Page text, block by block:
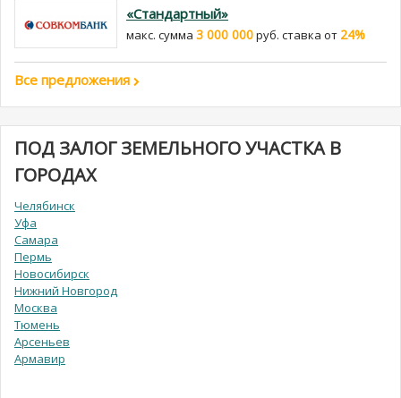
«Стандартный»
макс. сумма 3 000 000руб. cтавка от 24%
Все предложения
ПОД ЗАЛОГ ЗЕМЕЛЬНОГО УЧАСТКА В
ГОРОДАХ
Челябинск
Уфа
Самара
Пермь
Новосибирск
Нижний Новгород
Москва
Тюмень
Арсеньев
Армавир